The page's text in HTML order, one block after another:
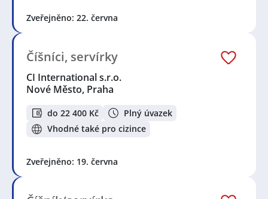
Zveřejněno: 22. června
Číšníci, servírky
CI International s.r.o.
Nové Město, Praha
do 22 400 Kč
Plný úvazek
Vhodné také pro cizince
Zveřejněno: 19. června